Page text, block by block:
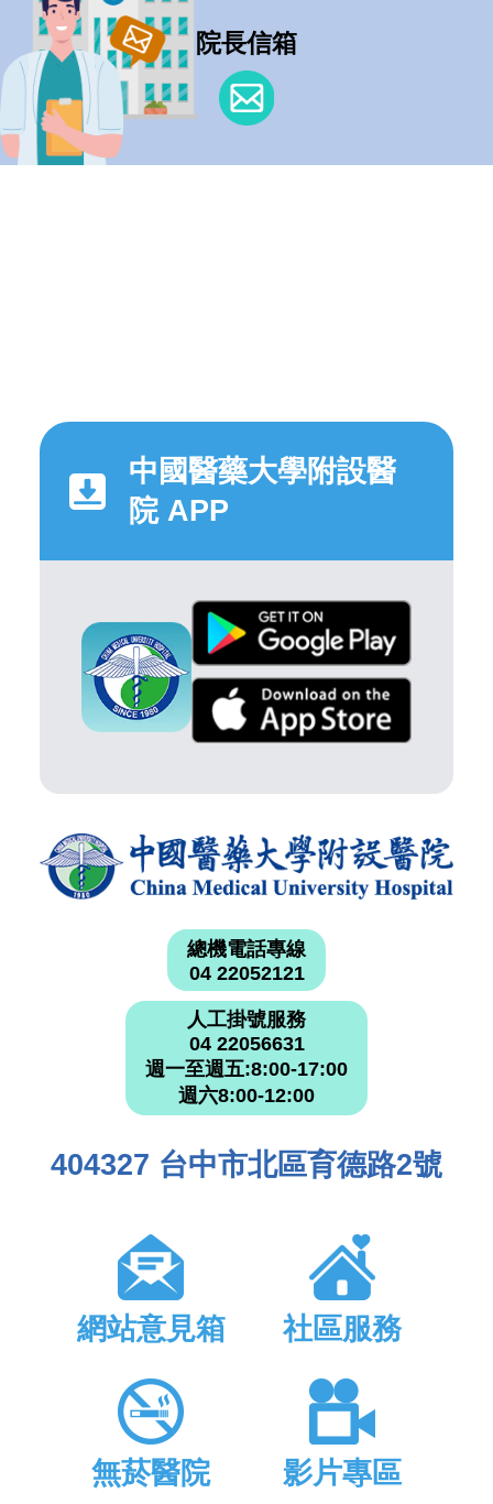
院長信箱
中國醫藥大學附設醫
院 APP
總機電話專線
04 22052121
人工掛號服務
04 22056631
週一至週五:8:00-17:00
週六8:00-12:00
404327 台中市北區育德路2號
網站意見箱 社區服務
無菸醫院 影片專區